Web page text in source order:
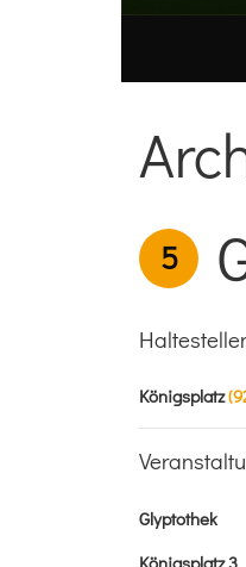
5
Königsplatz
Glyptothek
Königsplatz 3